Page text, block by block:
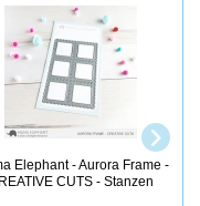
Elephant - Aurora Frame -
CUTS - Stanzen